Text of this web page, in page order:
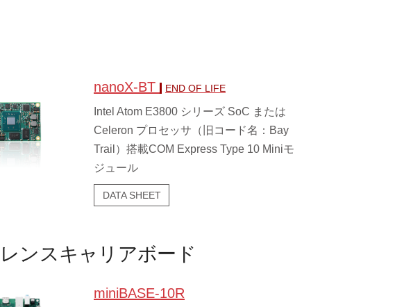
nanoX-BT END OF LIFE
Intel Atom E3800 シリーズ SoC または
Celeron プロセッサ（旧コード名：Bay
Trail）搭載COM Express Type 10 Miniモ
ジュール
DATA SHEET
ンスキャリアボード
miniBASE-10R